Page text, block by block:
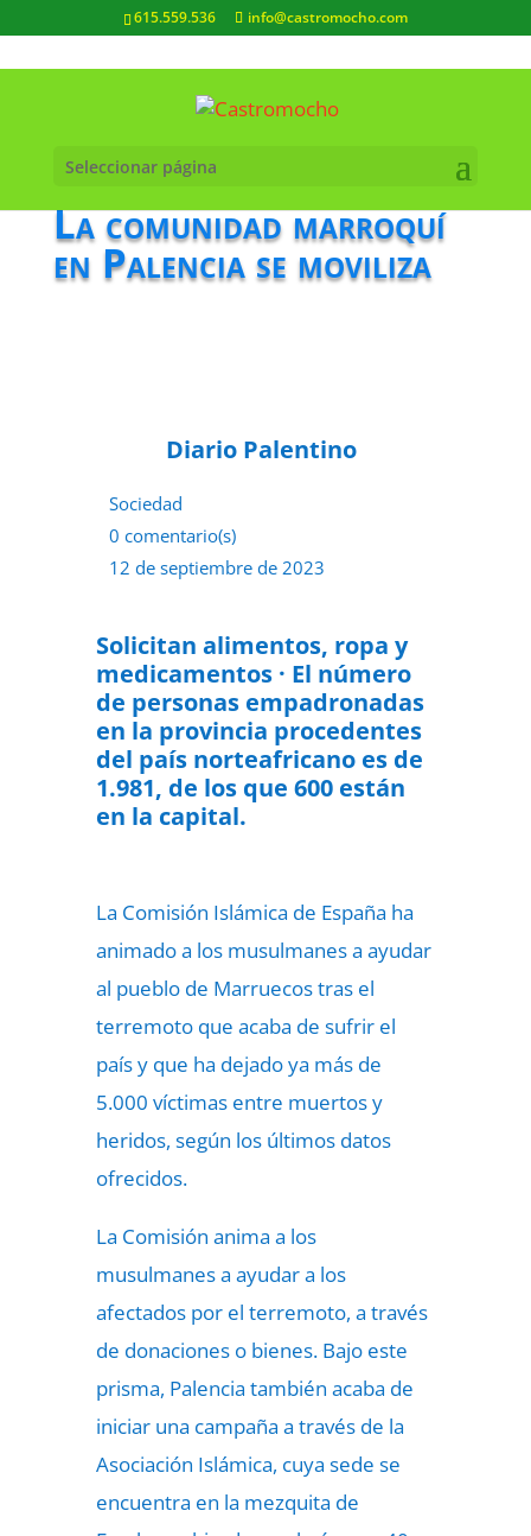
615.559.536 info@castromocho.com
Seleccionar página
La comunidad marroquí
en Palencia se moviliza
Diario Palentino
Sociedad
0 comentario(s)
12 de septiembre de 2023
Solicitan alimentos, ropa y
medicamentos · El número
de personas empadronadas
en la provincia procedentes
del país norteafricano es de
1.981, de los que 600 están
en la capital.
La Comisión Islámica de España ha
animado a los musulmanes a ayudar
al pueblo de Marruecos tras el
terremoto que acaba de sufrir el
país y que ha dejado ya más de
5.000 víctimas entre muertos y
heridos, según los últimos datos
ofrecidos.
La Comisión anima a los
musulmanes a ayudar a los
afectados por el terremoto, a través
de donaciones o bienes. Bajo este
prisma, Palencia también acaba de
iniciar una campaña a través de la
Asociación Islámica, cuya sede se
encuentra en la mezquita de